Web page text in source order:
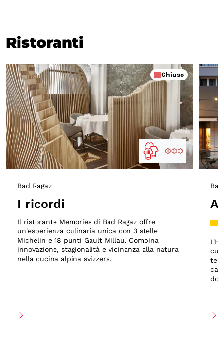
Ristoranti
Chiuso
Bad Ragaz
I ricordi
Il ristorante Memories di Bad Ragaz offre
un'esperienza culinaria unica con 3 stelle
Michelin e 18 punti Gault Millau. Combina
innovazione, stagionalità e vicinanza alla natura
nella cucina alpina svizzera.